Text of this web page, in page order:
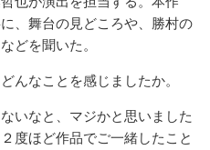
、舞台の見どころや、勝村の
どを聞いた。
んなことを感じましたか。
いなと、マジかと思いました
度ほど作品でご一緒したこと